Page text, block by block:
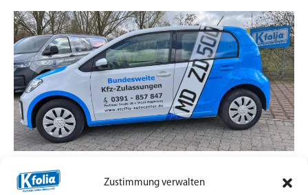
Zustimmung verwalten
Zulassungsdienst mit Straßenpräsenz statt
Standard-Aufkleber